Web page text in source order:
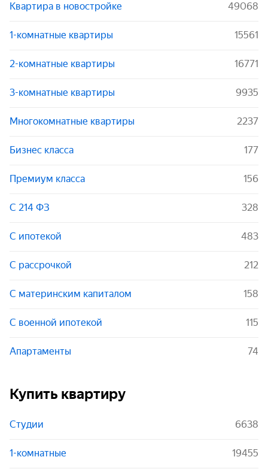
Квартира в новостройке 49068
1-комнатные квартиры 15561
2-комнатные квартиры 16771
3-комнатные квартиры 9935
Многокомнатные квартиры 2237
Бизнес класса 177
Премиум класса 156
С 214 ФЗ 328
С ипотекой 483
С рассрочкой 212
С материнским капиталом 158
С военной ипотекой 115
Апартаменты 74
Купить квартиру
Студии 6638
1-комнатные 19455